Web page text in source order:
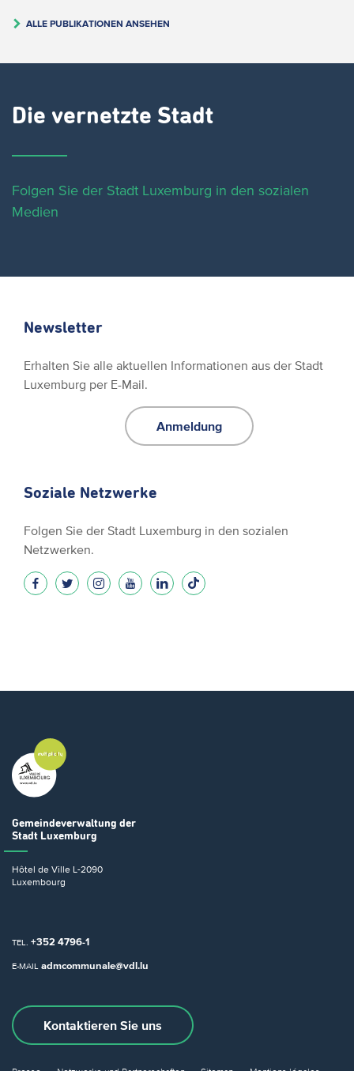
ALLE PUBLIKATIONEN ANSEHEN
Die vernetzte Stadt
Folgen Sie der Stadt Luxemburg in den sozialen
Medien
Newsletter
Erhalten Sie alle aktuellen Informationen aus der Stadt
Luxemburg per E-Mail.
Anmeldung
Soziale Netzwerke
Folgen Sie der Stadt Luxemburg in den sozialen
Netzwerken.
Gemeindeverwaltung der
Stadt Luxemburg
Hôtel de Ville L-2090
Luxembourg
TEL. +352 4796-1
E-MAIL admcommunale@vdl.lu
Kontaktieren Sie uns